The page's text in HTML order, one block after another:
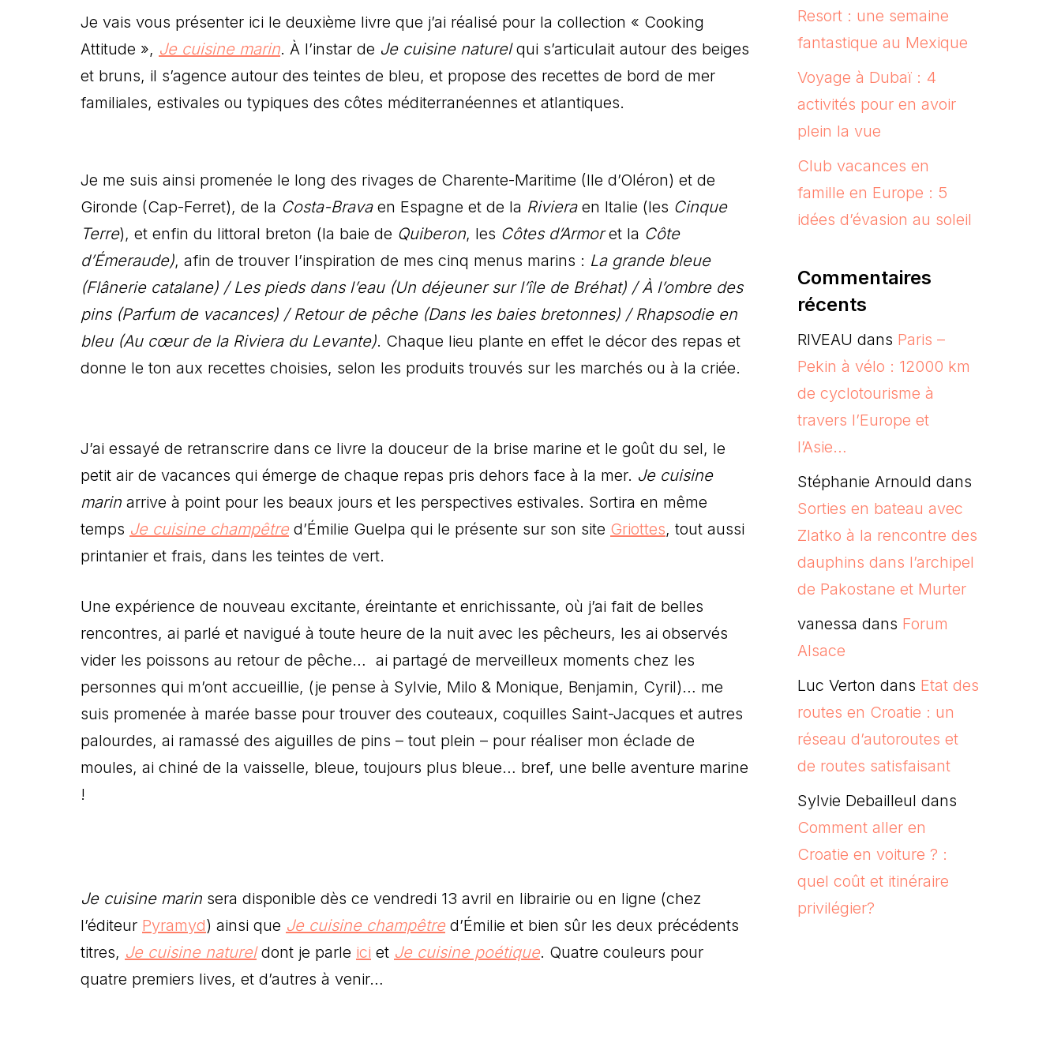
Je vais vous présenter ici le deuxième livre que j’ai réalisé pour la collection « Cooking
Attitude », Je cuisine marin. À l’instar de Je cuisine naturelqui s’articulait autour des beiges
et bruns, il s’agence autour des teintes de bleu, et propose des recettes de bord de mer
familiales, estivales ou typiques des côtes méditerranéennes et atlantiques.
Je me suis ainsi promenée le long des rivages de Charente-Maritime (Ile d’Oléron) et de
Gironde (Cap-Ferret), de la Costa-Bravaen Espagne et de la Rivieraen Italie (les Cinque
Terre), et enfin du littoral breton (la baie de Quiberon, les Côtes d’Armoret la Côte
d’Émeraude), afin de trouver l’inspiration de mes cinq menus marins : La grande bleue
(Flânerie catalane) / Les pieds dans l’eau (Un déjeuner sur l’île de Bréhat) / À l’ombre des
pins (Parfum de vacances) / Retour de pêche (Dans les baies bretonnes) / Rhapsodie en
bleu (Au cœur de la Riviera du Levante). Chaque lieu plante en effet le décor des repas et
donne le ton aux recettes choisies, selon les produits trouvés sur les marchés ou à la criée.
J’ai essayé de retranscrire dans ce livre la douceur de la brise marine et le goût du sel, le
petit air de vacances qui émerge de chaque repas pris dehors face à la mer. Je cuisine
marin arrive à point pour les beaux jours et les perspectives estivales. Sortira en même
temps Je cuisine champêtred’Émilie Guelpa qui le présente sur son site Griottes, tout aussi
printanier et frais, dans les teintes de vert.
Une expérience de nouveau excitante, éreintante et enrichissante, où j’ai fait de belles
rencontres, ai parlé et navigué à toute heure de la nuit avec les pêcheurs, les ai observés
vider les poissons au retour de pêche… ai partagé de merveilleux moments chez les
personnes qui m’ont accueillie, (je pense à Sylvie, Milo & Monique, Benjamin, Cyril)… me
suis promenée à marée basse pour trouver des couteaux, coquilles Saint-Jacques et autres
palourdes, ai ramassé des aiguilles de pins – tout plein – pour réaliser mon éclade de
moules, ai chiné de la vaisselle, bleue, toujours plus bleue… bref, une belle aventure marine
!
Je cuisine marin sera disponible dès ce vendredi 13 avril en librairie ou en ligne (chez
l’éditeur Pyramyd) ainsi que Je cuisine champêtred’Émilie et bien sûr les deux précédents
titres, Je cuisine natureldont je parle ici et Je cuisine poétique. Quatre couleurs pour
quatre premiers lives, et d’autres à venir…
Resort : une semaine
fantastique au Mexique
Voyage à Dubaï : 4
activités pour en avoir
plein la vue
Club vacances en
famille en Europe : 5
idées d’évasion au soleil
Commentaires
récents
RIVEAU dans Paris –
Pekin à vélo : 12000 km
de cyclotourisme à
travers l’Europe et
l’Asie…
Stéphanie Arnould dans
Sorties en bateau avec
Zlatko à la rencontre des
dauphins dans l’archipel
de Pakostane et Murter
vanessa dans Forum
Alsace
Luc Verton dans Etat des
routes en Croatie : un
réseau d’autoroutes et
de routes satisfaisant
Sylvie Debailleul dans
Comment aller en
Croatie en voiture ? :
quel coût et itinéraire
privilégier?